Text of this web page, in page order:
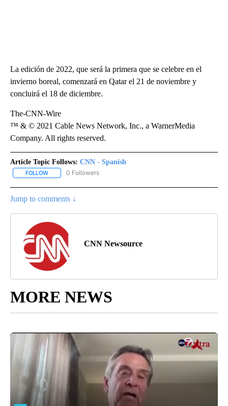
La edición de 2022, que será la primera que se celebre en el
invierno boreal, comenzará en Qatar el 21 de noviembre y
concluirá el 18 de diciembre.
The-CNN-Wire
™ & © 2021 Cable News Network, Inc., a WarnerMedia
Company. All rights reserved.
Article Topic Follows: CNN - Spanish
FOLLOW FOLLOW "CNN - SPANISH" TO RECEIVE NOTIFICATIONS ABOUT
0 Followers
Jump to comments ↓
CNN Newsource
MORE NEWS